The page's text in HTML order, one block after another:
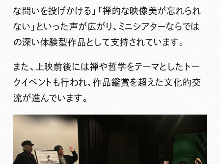
な問いを投げかける」「禅的な映像美が忘れられ
ない」といった声が広がり、ミニシアターならでは
の深い体験型作品として支持されています。
また、上映前後には禅や哲学をテーマとしたトー
クイベントも行われ、作品鑑賞を超えた文化的交
流が進んでいます。